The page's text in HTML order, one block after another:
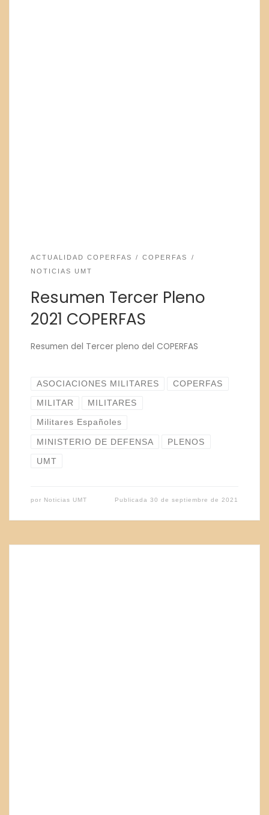
ACTUALIDAD COPERFAS
COPERFAS
NOTICIAS UMT
Resumen Tercer Pleno
2021 COPERFAS
Resumen del Tercer pleno del COPERFAS
ASOCIACIONES MILITARES COPERFAS
MILITAR MILITARES
Militares Españoles
MINISTERIO DE DEFENSA PLENOS
UMT
por Noticias UMT Publicada30 de septiembre de 2021